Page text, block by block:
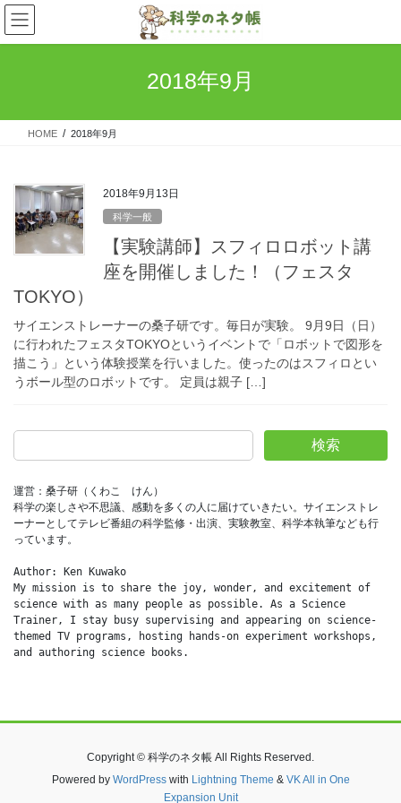
コ
ン
テ
ス
ナ
ビ
ゲ
ン
2018年9月
HOME 2018年9月
2018年9月13日
科学一般
【実験講師】スフィロロボット講
座を開催しました！（フェスタ
TOKYO）
サイエンストレーナーの桑子研です。毎日が実験。 9月9日（日）
に行われたフェスタTOKYOというイベントで「ロボットで図形を
描こう」という体験授業を行いました。使ったのはスフィロとい
うボール型のロボットです。 定員は親子 […]
検索
運営：桑子研（くわこ　けん）
科学の楽しさや不思議、感動を多くの人に届けていきたい。サイエンストレ
ーナーとしてテレビ番組の科学監修・出演、実験教室、科学本執筆なども行
っています。
Author: Ken Kuwako
My mission is to share the joy, wonder, and excitement of
science with as many people as possible. As a Science
Trainer, I stay busy supervising and appearing on science-
themed TV programs, hosting hands-on experiment workshops,
and authoring science books.
Copyright © 科学のネタ帳 All Rights Reserved.
Powered by WordPresswith Lightning Theme & VK All in One
Expansion Unit